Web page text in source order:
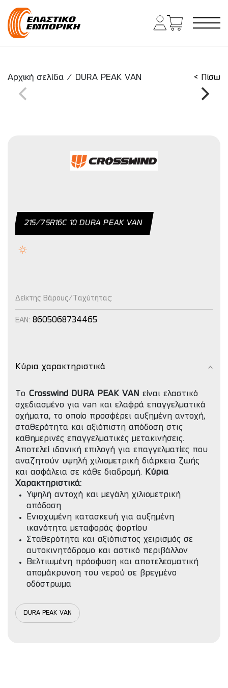
Κύρια πλοήγηση
Αρχική σελίδα / DURA PEAK VAN < Πίσω
215/75R16C 10 DURA PEAK VAN
Δείκτης Βάρους/Ταχύτητας:
EAN: 8605068734465
Κύρια χαρακτηριστικά
Το Crosswind DURA PEAK VAN
είναι ελαστικό
σχεδιασμένο για van και ελαφρά επαγγελματικά
οχήματα, το οποίο προσφέρει αυξημένη αντοχή,
σταθερότητα και αξιόπιστη απόδοση στις
καθημερινές επαγγελματικές μετακινήσεις.
Αποτελεί ιδανική επιλογή για επαγγελματίες που
αναζητούν υψηλή χιλιομετρική διάρκεια ζωής
και ασφάλεια σε κάθε διαδρομή.
Κύρια
Χαρακτηριστικά:
Υψηλή αντοχή και μεγάλη χιλιομετρική
απόδοση
Ενισχυμένη κατασκευή για αυξημένη
ικανότητα μεταφοράς φορτίου
Σταθερότητα και αξιόπιστος χειρισμός σε
αυτοκινητόδρομο και αστικό περιβάλλον
Βελτιωμένη πρόσφυση και αποτελεσματική
απομάκρυνση του νερού σε βρεγμένο
οδόστρωμα
DURA PEAK VAN